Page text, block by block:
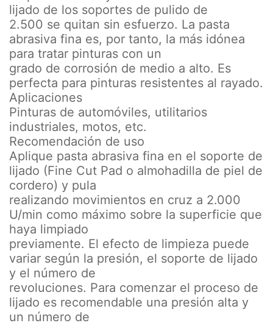
lijado de los soportes de pulido de
2.500 se quitan sin esfuerzo. La pasta
abrasiva fina es, por tanto, la más idónea
para tratar pinturas con un
grado de corrosión de medio a alto. Es
perfecta para pinturas resistentes al rayado.
Aplicaciones
Pinturas de automóviles, utilitarios
industriales, motos, etc.
Recomendación de uso
Aplique pasta abrasiva fina en el soporte de
lijado (Fine Cut Pad o almohadilla de piel de
cordero) y pula
realizando movimientos en cruz a 2.000
U/min como máximo sobre la superficie que
haya limpiado
previamente. El efecto de limpieza puede
variar según la presión, el soporte de lijado
y el número de
revoluciones. Para comenzar el proceso de
lijado es recomendable una presión alta y
un número de